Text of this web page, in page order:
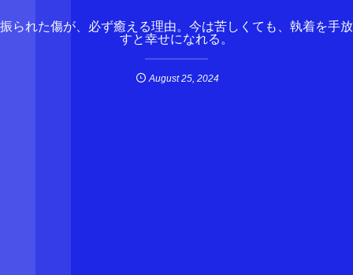
振られた傷が、必ず癒える理由。今は苦しくても、執着を手放
すと幸せになれる。
August 25 ,2024